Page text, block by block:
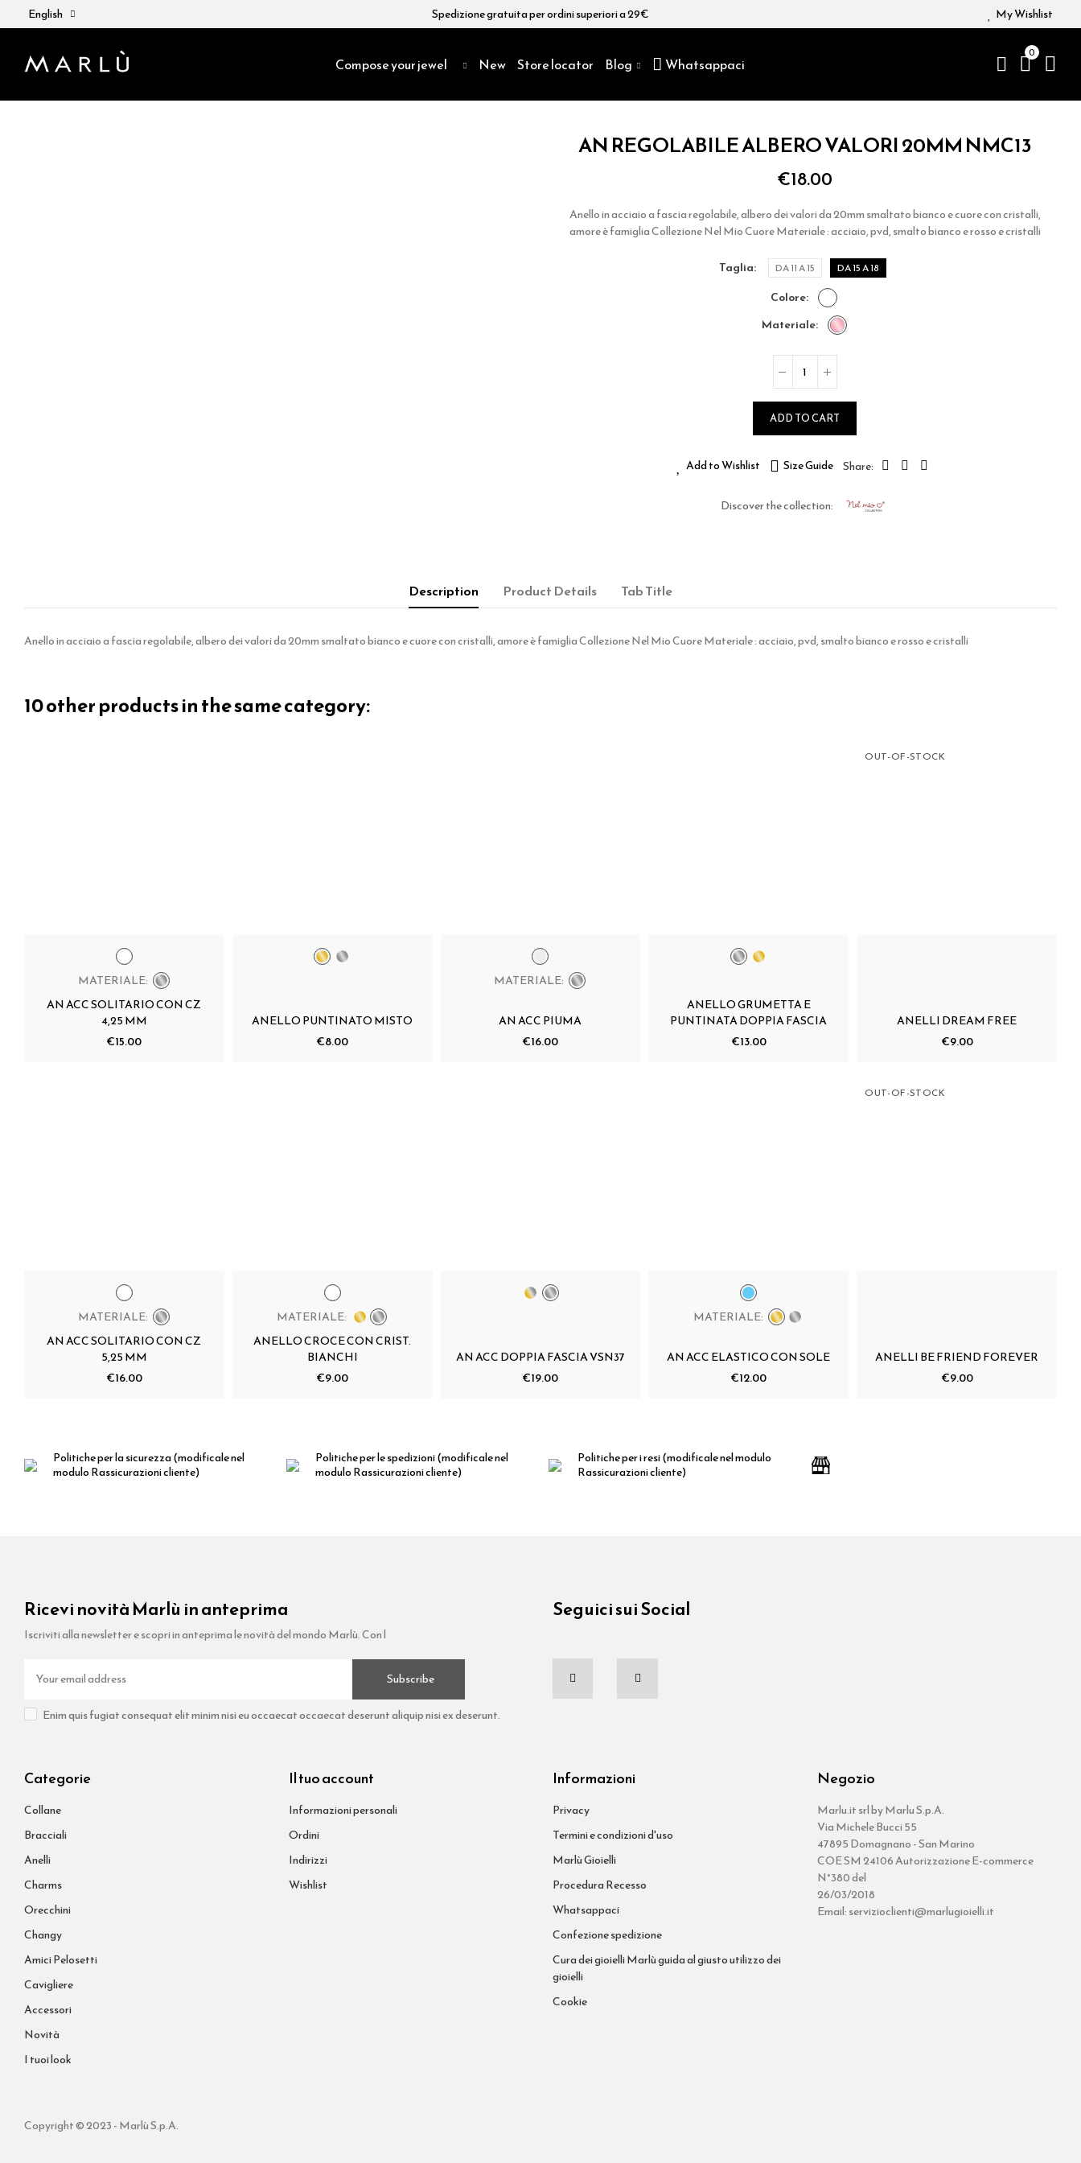
English Spedizione gratuita per ordini superiori a 29€ My Wishlist
Compose your jewel New Store locator Blog Whatsappaci
0
AN REGOLABILE ALBERO VALORI 20MM NMC13
€18.00
Anello in acciaio a fascia regolabile, albero dei valori da 20mm smaltato bianco e cuore con cristalli,
amore è famiglia Collezione Nel Mio Cuore Materiale : acciaio, pvd, smalto bianco e rosso e cristalli
taglia DA 11 A 15 DA 15 A 18
colore
materiale
ADD TO CART
Add to Wishlist Size Guide
Discover the collection:
Description Product Details Tab Title
Anello in acciaio a fascia regolabile, albero dei valori da 20mm smaltato bianco e cuore con cristalli, amore è famiglia Collezione Nel Mio Cuore Materiale : acciaio, pvd, smalto bianco e rosso e cristalli
10 other products in the same category:
MATERIALE:
AN ACC SOLITARIO CON CZ
4,25 MM
€15.00
ANELLO PUNTINATO MISTO
€8.00
MATERIALE:
AN ACC PIUMA
€16.00
ANELLO GRUMETTA E
PUNTINATA DOPPIA FASCIA
€13.00
OUT-OF-STOCK
ANELLI DREAM FREE
€9.00
MATERIALE:
AN ACC SOLITARIO CON CZ
5,25 MM
€16.00
MATERIALE:
ANELLO CROCE CON CRIST.
BIANCHI
€9.00
AN ACC DOPPIA FASCIA VSN37
€19.00
MATERIALE:
AN ACC ELASTICO CON SOLE
€12.00
OUT-OF-STOCK
ANELLI BE FRIEND FOREVER
€9.00
Politiche per la sicurezza(modificale nel
modulo Rassicurazioni cliente)
Politiche per le spedizioni(modificale nel
modulo Rassicurazioni cliente)
Politiche per i resi(modificale nel modulo
Rassicurazioni cliente)
Ricevi novità Marlù in anteprima
Iscriviti alla newsletter e scopri in anteprima le novità del mondo Marlù. Con l
Subscribe
Enim quis fugiat consequat elit minim nisi eu occaecat occaecat deserunt aliquip nisi ex deserunt.
Seguici sui Social
Categorie
Collane
Bracciali
Anelli
Charms
Orecchini
Changy
Amici Pelosetti
Cavigliere
Accessori
Novità
I tuoi look
Il tuo account
Informazioni personali
Ordini
Indirizzi
Wishlist
Informazioni
Privacy
Termini e condizioni d'uso
Marlù Gioielli
Procedura Recesso
Whatsappaci
Confezione spedizione
Cura dei gioielli Marlù guida al giusto utilizzo dei
gioielli
Cookie
Negozio
Marlu.it srl by Marlu S.p.A.
Via Michele Bucci 55
47895 Domagnano - San Marino
COE SM 24106 Autorizzazione E-commerce
N°380 del
26/03/2018
Email: servizioclienti@marlugioielli.it
Copyright © 2023 - Marlù S.p.A.